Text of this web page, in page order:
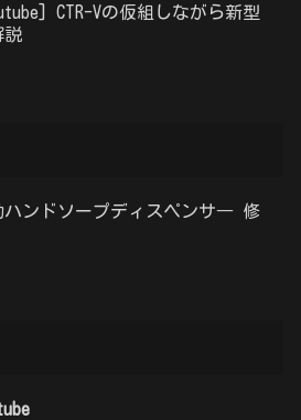
CTR-Vの仮組しながら新型
説
ハンドソープディスペンサ― 修